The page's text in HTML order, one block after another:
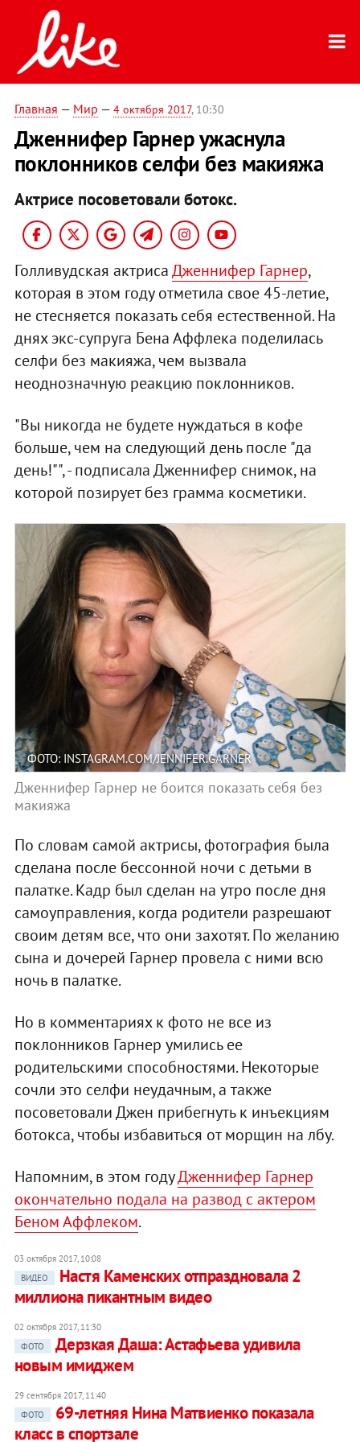
Главная — Мир — 4 октября 2017, 10:30
Дженнифер Гарнер ужаснула
поклонников селфи без макияжа
Актрисе посоветовали ботокс.
Голливудская актрисаДженнифер Гарнер,
которая в этом году отметила свое 45-летие,
не стесняется показать себя естественной. На
днях экс-супруга Бена Аффлека поделилась
селфи без макияжа, чем вызвала
неоднозначную реакцию поклонников.
"Вы никогда не будете нуждаться в кофе
больше, чем на следующий день после "да
день!"", - подписала Дженнифер снимок, на
которой позирует без грамма косметики.
ФОТО: INSTAGRAM.COM/JENNIFER.GARNER
Дженнифер Гарнер не боится показать себя без
макияжа
По словам самой актрисы, фотография была
сделана после бессонной ночи с детьми в
палатке. Кадр был сделан на утро после дня
самоуправления, когда родители разрешают
своим детям все, что они захотят. По желанию
сына и дочерей Гарнер провела с ними всю
ночь в палатке.
Но в комментариях к фото не все из
поклонников Гарнер умились ее
родительскими способностями. Некоторые
сочли это селфи неудачным, а также
посоветовали Джен прибегнуть к инъекциям
ботокса, чтобы избавиться от морщин на лбу.
Напомним, в этом годуДженнифер Гарнер
окончательно подала на развод с актером
Беном Аффлеком.
03 октября 2017, 10:08
ВИДЕО
Настя Каменских отпраздновала 2
миллиона пикантным видео
02 октября 2017, 11:30
ФОТО
Дерзкая Даша: Астафьева удивила
новым имиджем
29 сентября 2017, 11:40
ФОТО
69-летняя Нина Матвиенко показала
класс в спортзале